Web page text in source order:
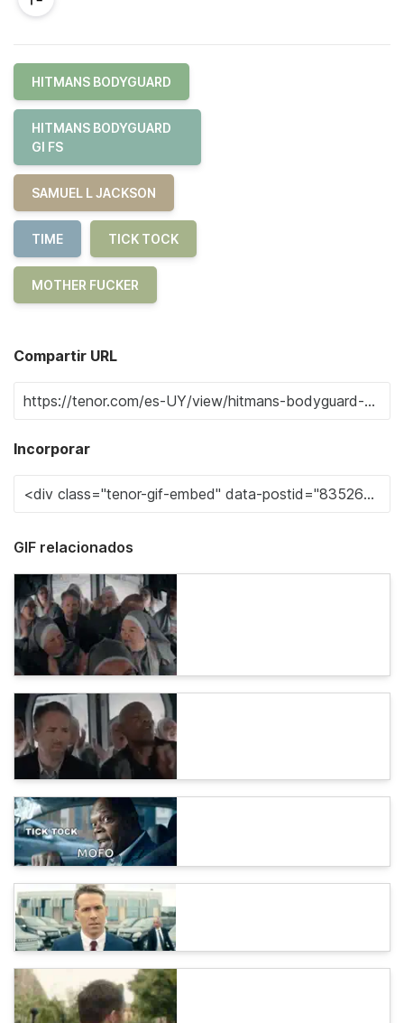
HITMANS BODYGUARD
HITMANS BODYGUARD
GI FS
SAMUEL L JACKSON
TIME TICK TOCK
MOTHER FUCKER
Compartir URL
Incorporar
GIF relacionados